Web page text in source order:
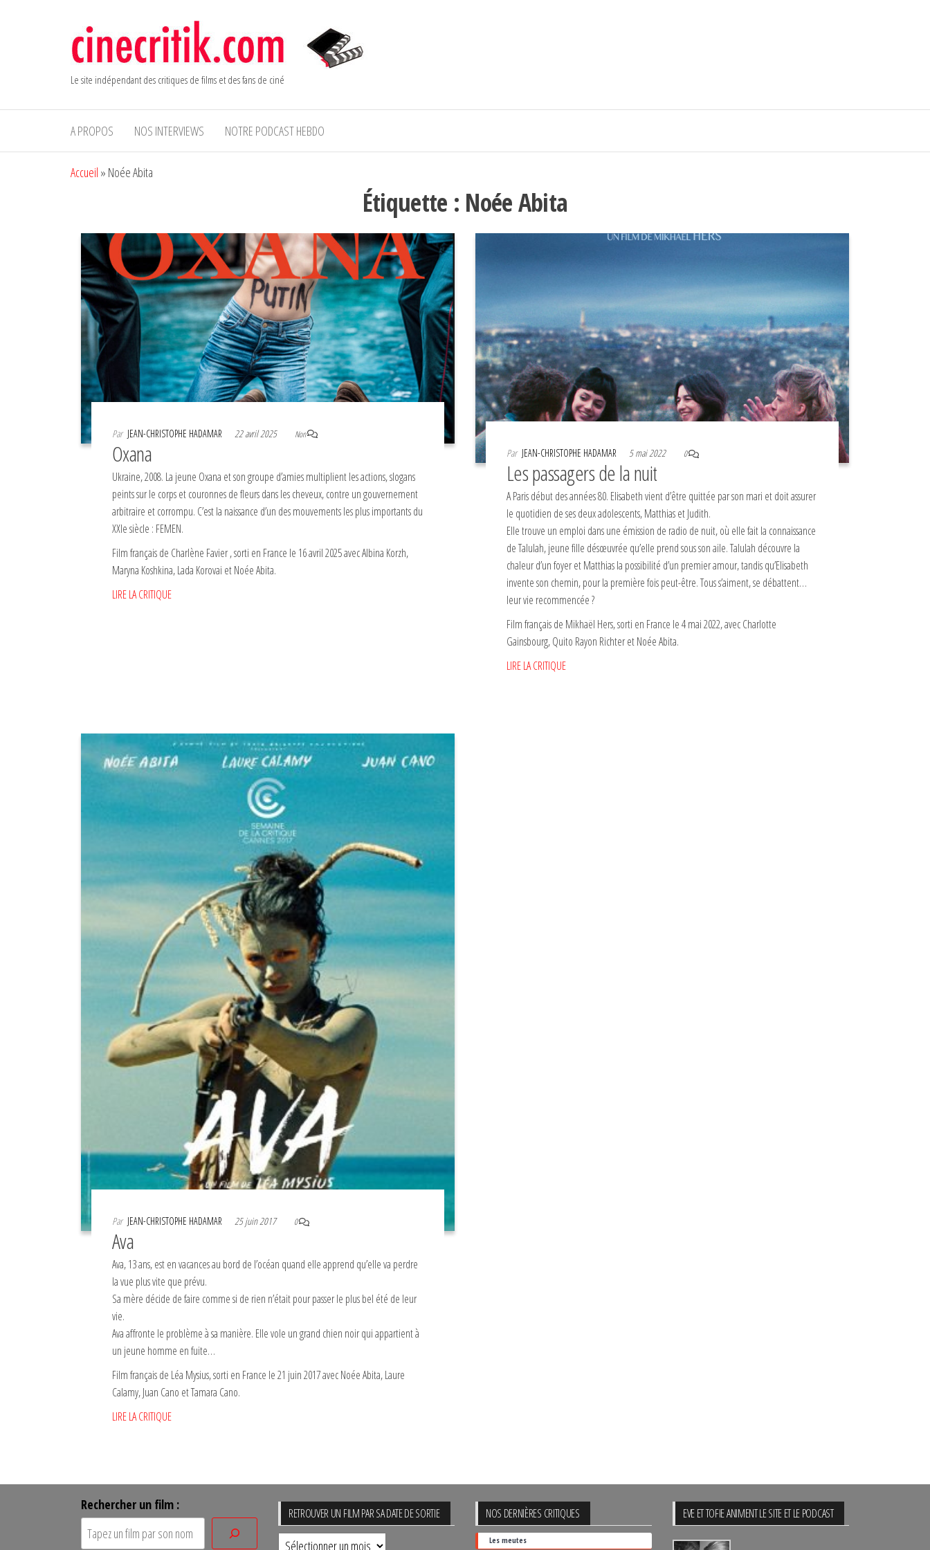
Le site indépendant des critiques de films et des fans de ciné
A PROPOS NOS INTERVIEWS NOTRE PODCAST HEBDO
Accueil » Noée Abita
Étiquette : Noée Abita
Par JEAN-CHRISTOPHE HADAMAR 22 avril 2025 Non
Oxana
Ukraine, 2008. La jeune Oxana et son groupe d’amies multiplient les actions, slogans
peints sur le corps et couronnes de fleurs dans les cheveux, contre un gouvernement
arbitraire et corrompu. C’est la naissance d’un des mouvements les plus importants du
XXIe siècle : FEMEN.
Film français de Charlène Favier , sorti en France le 16 avril 2025 avec Albina Korzh,
Maryna Koshkina, Lada Korovai et Noée Abita.
LIRE LA CRITIQUE
Par JEAN-CHRISTOPHE HADAMAR 5 mai 2022 0
Les passagers de la nuit
A Paris début des années 80. Elisabeth vient d’être quittée par son mari et doit assurer
le quotidien de ses deux adolescents, Matthias et Judith.
Elle trouve un emploi dans une émission de radio de nuit, où elle fait la connaissance
de Talulah, jeune fille désœuvrée qu’elle prend sous son aile. Talulah découvre la
chaleur d’un foyer et Matthias la possibilité d’un premier amour, tandis qu’Elisabeth
invente son chemin, pour la première fois peut-être. Tous s’aiment, se débattent…
leur vie recommencée ?
Film français de Mikhaël Hers, sorti en France le 4 mai 2022, avec Charlotte
Gainsbourg, Quito Rayon Richter et Noée Abita.
LIRE LA CRITIQUE
Par JEAN-CHRISTOPHE HADAMAR 25 juin 2017 0
Ava
Ava, 13 ans, est en vacances au bord de l’océan quand elle apprend qu’elle va perdre
la vue plus vite que prévu.
Sa mère décide de faire comme si de rien n’était pour passer le plus bel été de leur
vie.
Ava affronte le problème à sa manière. Elle vole un grand chien noir qui appartient à
un jeune homme en fuite…
Film français de Léa Mysius, sorti en France le 21 juin 2017 avec Noée Abita, Laure
Calamy, Juan Cano et Tamara Cano.
LIRE LA CRITIQUE
Rechercher un film :
RETROUVER UN FILM PAR SA DATE DE SORTIE
Retrouver
NOS DERNIÈRES CRITIQUES
Les meutes
EVE ET TOFIE ANIMENT LE SITE ET LE PODCAST